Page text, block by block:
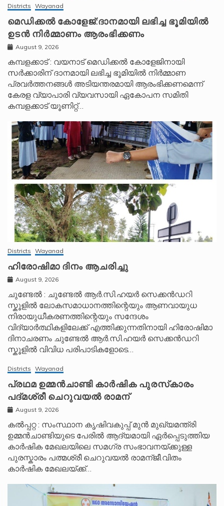
Districts Wayanad
മെഡിക്കൽ കോളേജ്:ദാനമായി ലഭിച്ച ഭൂമിയിൽ
ഉടൻ നിർമ്മാണം ആരംഭിക്കണം
August 9, 2026
കമ്പളക്കാട് : വയനാട് മെഡിക്കൽ കോളേജിനായി
സർക്കാരിന് ദാനമായി ലഭിച്ച ഭൂമിയിൽ നിർമ്മാണ
പ്രവർത്തനങ്ങൾ അടിയന്തരമായി ആരംഭിക്കണമെന്ന്
കേരള വ്യാപാരി വ്യവസായി ഏകോപന സമിതി
കമ്പളക്കാട് യൂണിറ്റ്…
Districts Wayanad
ഹിരോഷിമാ ദിനം ആചരിച്ചു
August 9, 2026
ചുണ്ടേൽ : ചുണ്ടേൽ ആർ.സി.ഹയർ സെക്കൻഡറി
സ്കൂളിൽ ലോകസമാധാനത്തിന്റെയും ആണവായുധ
നിരായുധീകരണത്തിന്റെയും സന്ദേശം
വിദ്യാർത്ഥികളിലേക്ക് എത്തിക്കുന്നതിനായി ഹിരോഷിമാ
ദിനാചരണം ചുണ്ടേൽ ആർ.സി.ഹയർ സെക്കൻഡറി
സ്കൂളിൽ വിവിധ പരിപാടികളോടെ…
Districts Wayanad
പ്രഥമ ഉമ്മൻചാണ്ടി കാർഷിക പുരസ്‌കാരം
പദ്മശ്രീ ചെറുവയൽ രാമന്
August 9, 2026
കൽപ്പറ്റ : സംസ്ഥാന കൃഷിവകുപ്പ് മുൻ മുഖ്യമന്ത്രി
ഉമ്മൻചാണ്ടിയുടെ പേരിൽ ആദ്യമായി ഏർപ്പെടുത്തിയ
കാർഷിക മേഖലയിലെ സമഗ്ര സംഭാവനയ്ക്കുള്ള
പുരസ്കാരം പത്മശ്രീ ചെറുവയൽ രാമന്ജീ.വിതം
കാർഷിക മേഖലയ്ക്ക്…